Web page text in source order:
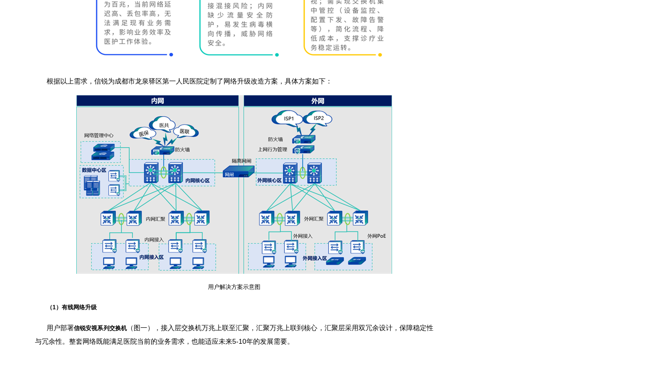
根据以上需求，信锐为成都市龙泉驿区第一人民医院定制了网络升级改造方案，具体方案如下：
用户解决方案示意图
（1）有线网络升级
用户部署信锐安视系列交换机（图一），接入层交换机万兆上联至汇聚，汇聚万兆上联到核心，汇聚层采用双冗余设计，保障稳定性
与冗余性。整套网络既能满足医院当前的业务需求，也能适应未来5-10年的发展需要。